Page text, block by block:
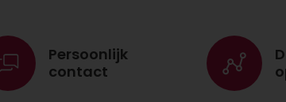
Persoonlijk
contact